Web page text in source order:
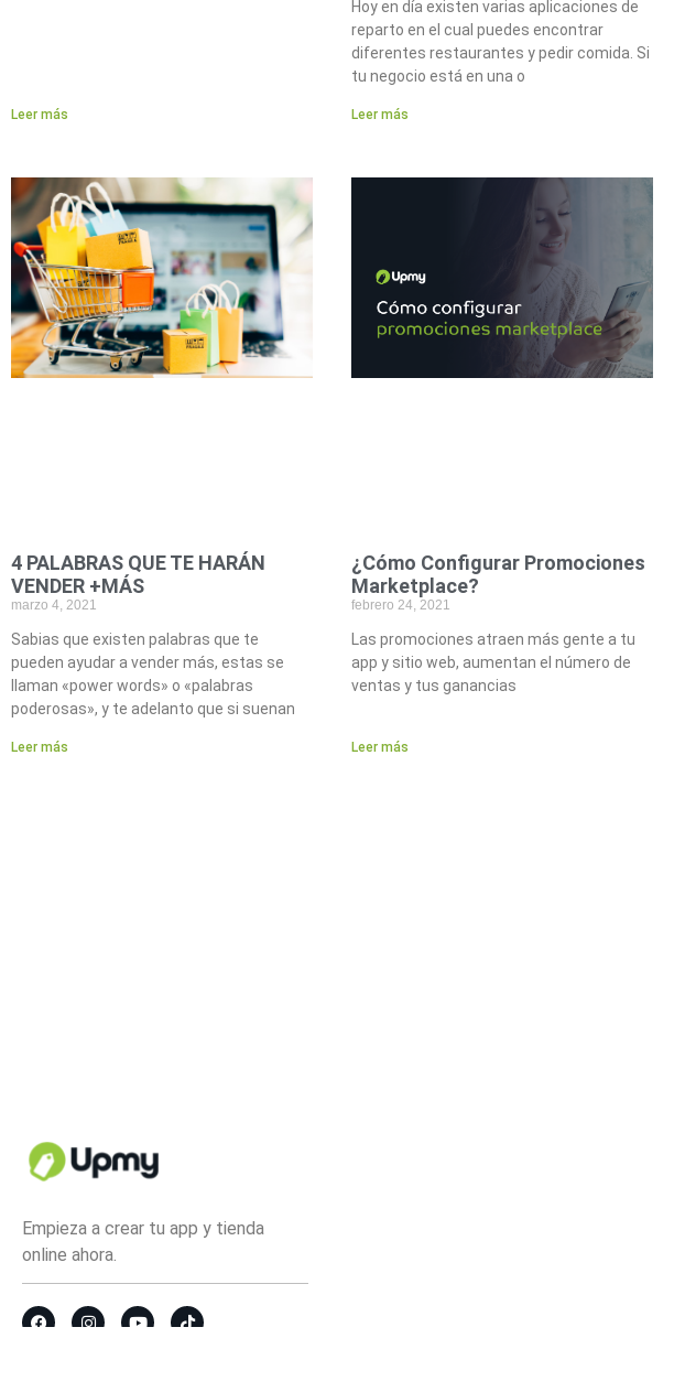
Leer más
Hoy en día existen varias aplicaciones de
reparto en el cual puedes encontrar
diferentes restaurantes y pedir comida. Si
tu negocio está en una o
Leer más
4 PALABRAS QUE TE HARÁN
VENDER +MÁS
marzo 4, 2021
Sabias que existen palabras que te
pueden ayudar a vender más, estas se
llaman «power words» o «palabras
poderosas», y te adelanto que si suenan
Leer más
¿Cómo Configurar Promociones
Marketplace?
febrero 24, 2021
Las promociones atraen más gente a tu
app y sitio web, aumentan el número de
ventas y tus ganancias
Leer más
Empieza a crear tu app y tienda
online ahora.